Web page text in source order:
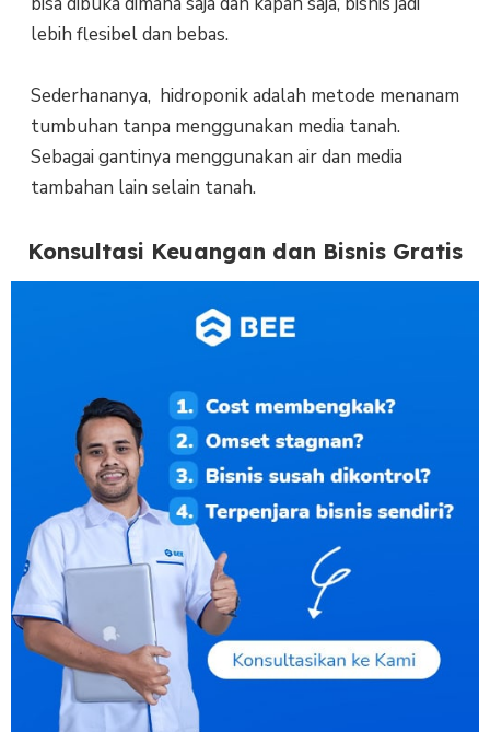
lebih flesibel dan bebas.
Sederhananya, hidroponik adalah metode menanam
tumbuhan tanpa menggunakan media tanah.
Sebagai gantinya menggunakan air dan media
tambahan lain selain tanah.
Konsultasi Keuangan dan Bisnis Gratis